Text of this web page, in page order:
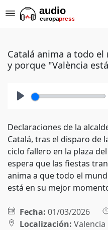
Catalá anima a todo
y porque "València
Declaraciones de la
Catalá, tras el disparo de
ciclo fallero en la plaza
espera que las fiestas
anima a que todo el
está en su mejor
Fecha: 01/03/2026
Localización: Valencia